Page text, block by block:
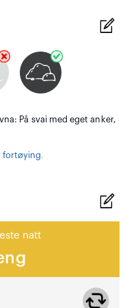
På svai med eget anker,
fortøying.
natt